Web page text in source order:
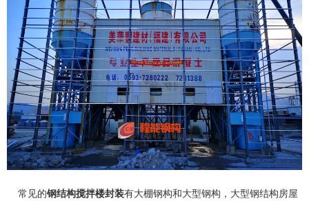
常见的钢结构搅拌楼封装有大棚钢构和大型钢构，大型钢结构房屋